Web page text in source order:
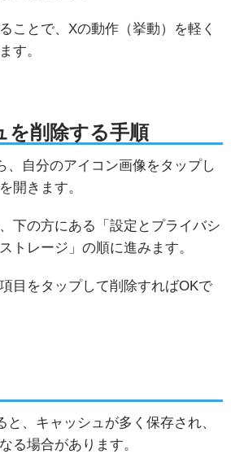
ことで、Xの動作（挙動）を軽く
す。
を削除する手順
、自分のアイコン画像をタップし
開きます。
下の方にある「設定とプライバシ
トレージ」の順に進みます。
目をタップして削除すればOKで
、キャッシュが多く保存され、
る場合があります。